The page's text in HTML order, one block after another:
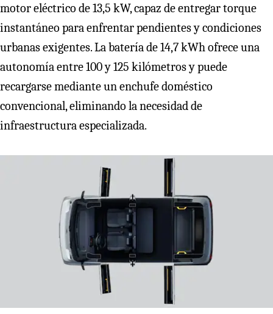
motor eléctrico de 13,5 kW, capaz de entregar torque
instantáneo para enfrentar pendientes y condiciones
urbanas exigentes. La batería de 14,7 kWh ofrece una
autonomía entre 100 y 125 kilómetros y puede
recargarse mediante un enchufe doméstico
convencional, eliminando la necesidad de
infraestructura especializada.